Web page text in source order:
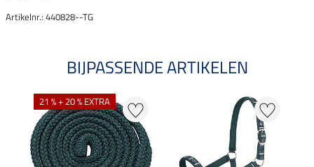
Artikelnr.: 440828--TG
BIJPASSENDE ARTIKELEN
21 % + 20 % EXTRA